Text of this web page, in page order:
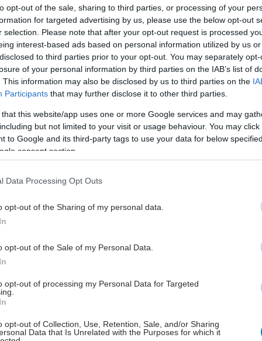
opt-out of the sale, sharing to third parties, or processing of your
for targeted advertising by us, please use the below opt-out
selection. Please note that after your opt-out request is processed
interest-based ads based on personal information utilized by us
to third parties prior to your opt-out. You may separately
of your personal information by third parties on the IAB’s list of
This information may also be disclosed by us to third parties on the
Participants that may further disclose it to other third parties.
that this website/app uses one or more Google services and may
but not limited to your visit or usage behaviour. You may
to Google and its third-party tags to use your data for below
consent section.
Data Processing Opt Outs
opt-out of the Sharing of my personal data.
opt-out of the Sale of my Personal Data.
opt-out of processing my Personal Data for Targeted
opt-out of Collection, Use, Retention, Sale, and/or Sharing
Data that Is Unrelated with the Purposes for which it
μια θεωρία ότι όσοι κοιμούνται ανάσκελα δεν
θυμηθούν τα όνειρά τους και αυτό φαίνεται επίσης
με την αποφρακτική άπνοια και την έλλειψη
που βιώνουν οι ασθενείς. Τα όνειρα συνήθως
κατά τον ύπνο REM, ο οποίος διαταράσσεται από
Το πιο συνηθισμένο σύμπτωμα είναι συνεχή, μικρά
κατά τη διάρκεια της νύχτας, κάτι που καταστρέφει
τα επίπεδα ενέργειας. Αυτό μπορεί να εξηγεί τη
θυμηθούμε τα όνειρά μας το πρωί.
μπρούμυτα έχουν
σώματος που μπορεί να προκαλέσουν ερωτική
τα ερωτικά σας όνειρα μπορεί να είναι
όχι αναγκαστικά σημάδι για τη διάθεσή σας.
ευχάριστα όνειρα
από τη δεξιά τους πλευρά έβλεπαν πιο θετικά όνειρα